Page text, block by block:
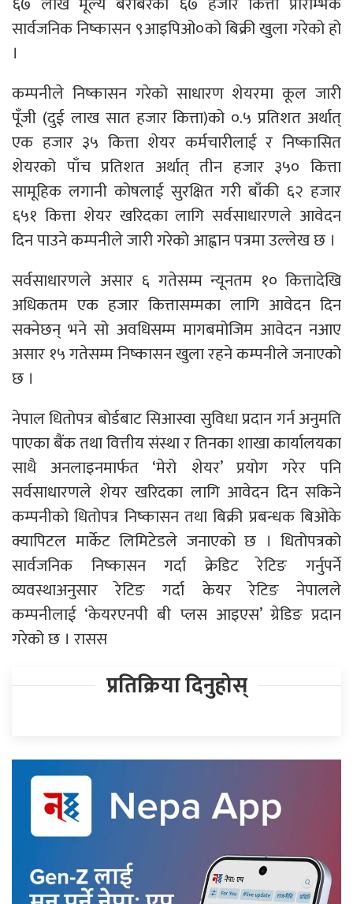
सार्वजनिक निष्कासन ९आइपिओ०को बिक्री खुला गरेको हो
।
कम्पनीले निष्कासन गरेको साधारण शेयरमा कूल जारी
पूँजी (दुई लाख सात हजार कित्ता)को ०.५ प्रतिशत अर्थात्
एक हजार ३५ कित्ता शेयर कर्मचारीलाई र निष्कासित
शेयरको पाँच प्रतिशत अर्थात् तीन हजार ३५० कित्ता
सामूहिक लगानी कोषलाई सुरक्षित गरी बाँकी ६२ हजार
६५१ कित्ता शेयर खरिदका लागि सर्वसाधारणले आवेदन
दिन पाउने कम्पनीले जारी गरेको आह्वान पत्रमा उल्लेख छ ।
सर्वसाधारणले असार ६ गतेसम्म न्यूनतम १० कित्तादेखि
अधिकतम एक हजार कित्तासम्मका लागि आवेदन दिन
सक्नेछन् भने सो अवधिसम्म मागबमोजिम आवेदन नआए
असार १५ गतेसम्म निष्कासन खुला रहने कम्पनीले जनाएको
छ ।
नेपाल धितोपत्र बोर्डबाट सिआस्वा सुविधा प्रदान गर्न अनुमति
पाएका बैंक तथा वित्तीय संस्था र तिनका शाखा कार्यालयका
साथै अनलाइनमार्फत ‘मेरो शेयर’ प्रयोग गरेर पनि
सर्वसाधारणले शेयर खरिदका लागि आवेदन दिन सकिने
कम्पनीको धितोपत्र निष्कासन तथा बिक्री प्रबन्धक बिओके
क्यापिटल मार्केट लिमिटेडले जनाएको छ । धितोपत्रको
सार्वजनिक निष्कासन गर्दा क्रेडिट रेटिङ गर्नुपर्ने
व्यवस्थाअनुसार रेटिङ गर्दा केयर रेटिङ नेपालले
कम्पनीलाई ‘केयरएनपी बी प्लस आइएस’ ग्रेडिङ प्रदान
गरेको छ । रासस
प्रतिक्रिया दिनुहोस्